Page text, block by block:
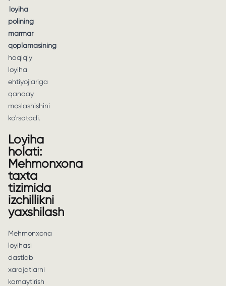
loyiha
polining
marmar
qoplamasining
haqiqiy
loyiha
ehtiyojlariga
qanday
moslashishini
ko'rsatadi.
Loyiha
holati:
Mehmonxona
taxta
tizimida
izchillikni
yaxshilash
Mehmonxona
loyihasi
dastlab
xarajatlarni
kamaytirish